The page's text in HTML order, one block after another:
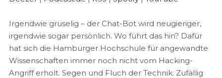
RSS FEED
EMBED
Irgendwie gruselig – der Chat-Bot wird neugieriger,
irgendwie sogar persönlich. Wo führt das hin? Dafür
hat sich die Hamburger Hochschule für angewandte
Wissenschaften immer noch nicht vom Hacking-
Angriff erholt. Segen und Fluch der Technik. Zufällig